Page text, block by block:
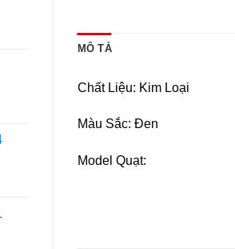
MÔ TẢ
Chất Liệu: Kim Loại
Màu Sắc: Đen
Model Quạt: